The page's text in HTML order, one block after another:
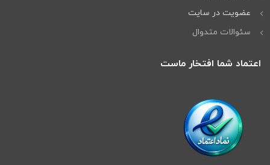
عضویت در سایت
سئوالات متدوال
اعتماد شما افتخار ماست